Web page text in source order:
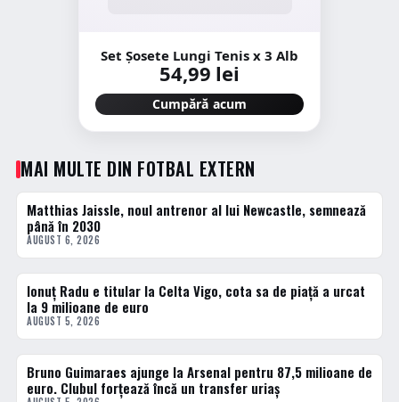
Set Șosete Lungi Tenis x 3 Alb
54,99 lei
Cumpără acum
MAI MULTE DIN FOTBAL EXTERN
FOTBAL EXTERN
Matthias Jaissle, noul antrenor al lui Newcastle, semnează
până în 2030
AUGUST 6, 2026
FOTBAL EXTERN
Ionuț Radu e titular la Celta Vigo, cota sa de piață a urcat
la 9 milioane de euro
AUGUST 5, 2026
FOTBAL EXTERN
Bruno Guimaraes ajunge la Arsenal pentru 87,5 milioane de
euro. Clubul forțează încă un transfer uriaș